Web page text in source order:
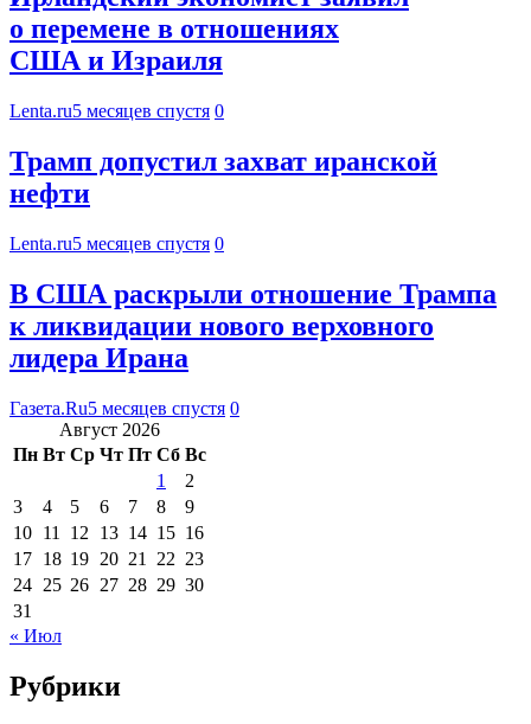
о перемене в отношениях
США и Израиля
Lenta.ru5 месяцев спустя 0
Трамп допустил захват иранской
нефти
Lenta.ru5 месяцев спустя 0
В США раскрыли отношение Трампа
к ликвидации нового верховного
лидера Ирана
Газета.Ru5 месяцев спустя 0
Август 2026
Пн Вт Ср Чт Пт Сб Вс
1
2
3
4 5 6 7 8
9
10 11 12 13 14 15 16
17 18 19 20 21 22 23
24 25 26 27 28 29 30
31
« Июл
Рубрики